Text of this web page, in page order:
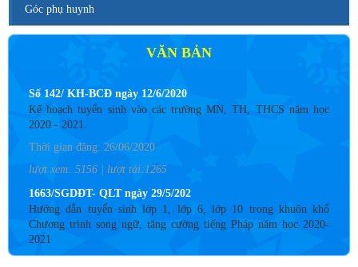
Góc phụ huynh
VĂN BẢN
Kế hoạch tuyển sinh vào các trường MN, TH, THCS năm học
2020 - 2021.
Hướng dẫn tuyển sinh lớp 1, lớp 6, lớp 10 trong khuôn khổ
Chương trình song ngữ, tăng cường tiếng Pháp năm học 2020-
2021